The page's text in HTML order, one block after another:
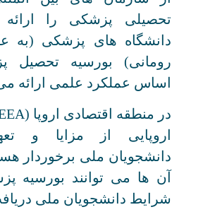
تحصیلی پزشکی را
دانشگاه های پزشکی (به
رومانی) بورسیه تحصیل
اساس عملکرد علمی ارائه
اروپایی از مزایا و
دانشجویان ملی برخوردار
آن ها می توانند بورسیه
شرایط دانشجویان ملی